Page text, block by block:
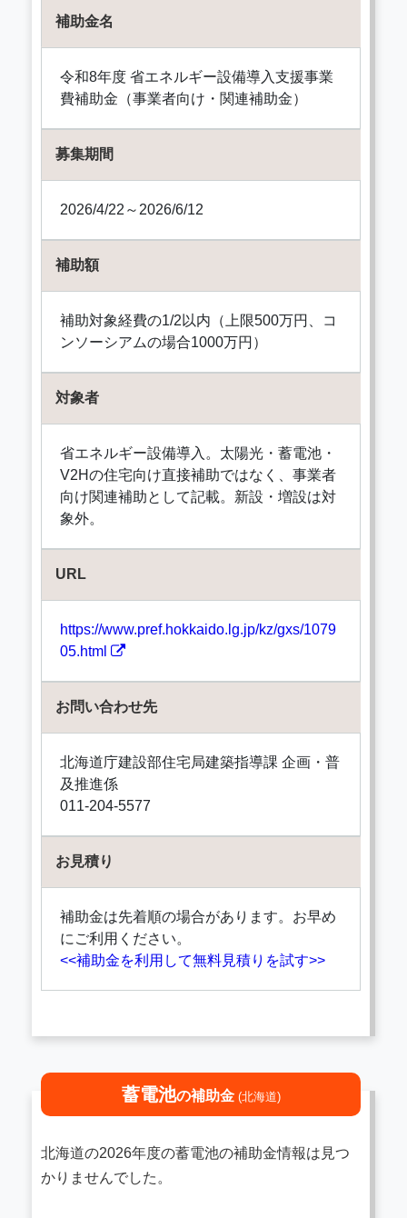
補助金名
令和8年度 省エネルギー設備導入支援事業
費補助金（事業者向け・関連補助金）
募集期間
2026/4/22～2026/6/12
補助額
補助対象経費の1/2以内（上限500万円、コ
ンソーシアムの場合1000万円）
対象者
省エネルギー設備導入。太陽光・蓄電池・
V2Hの住宅向け直接補助ではなく、事業者
向け関連補助として記載。新設・増設は対
象外。
URL
https://www.pref.hokkaido.lg.jp/kz/gxs/1079
05.html
お問い合わせ先
北海道庁建設部住宅局建築指導課 企画・普
及推進係
011-204-5577
お見積り
補助金は先着順の場合があります。お早め
にご利用ください。
<<補助金を利用して無料見積りを試す>>
蓄電池の補助金 (北海道)
北海道の2026年度の蓄電池の補助金情報は見つ
かりませんでした。